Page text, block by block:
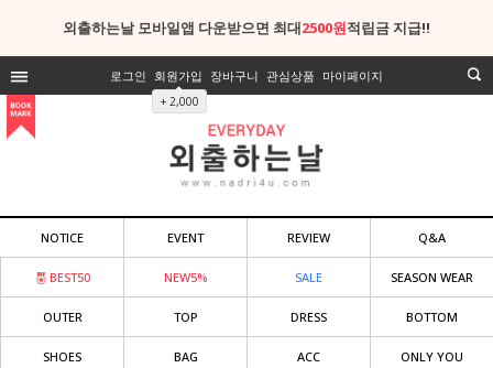
외출하는날 모바일앱 다운받으면 최대2500원적립금 지급!!
로그인 회원가입
+ 2,000
장바구니 관심상품 마이페이지
NOTICE EVENT REVIEW Q&A
BEST50 NEW5% SALE SEASON WEAR
OUTER TOP DRESS BOTTOM
SHOES BAG ACC ONLY YOU